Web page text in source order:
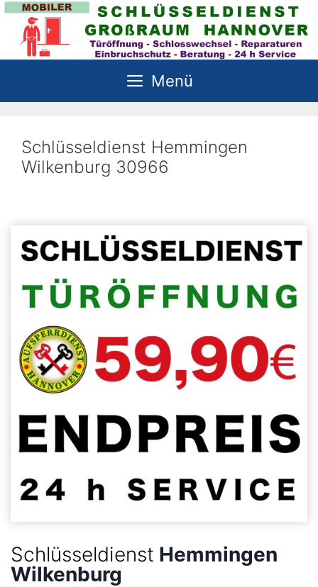
Zum
Inhalt
springen
Menü
Schlüsseldienst Hemmingen
Wilkenburg 30966
Schlüsseldienst Hemmingen
Wilkenburg